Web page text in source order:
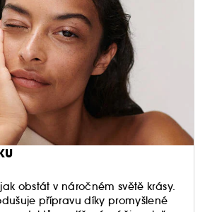
jak obstát v náročném světě krásy.
přípravu díky promyšlené